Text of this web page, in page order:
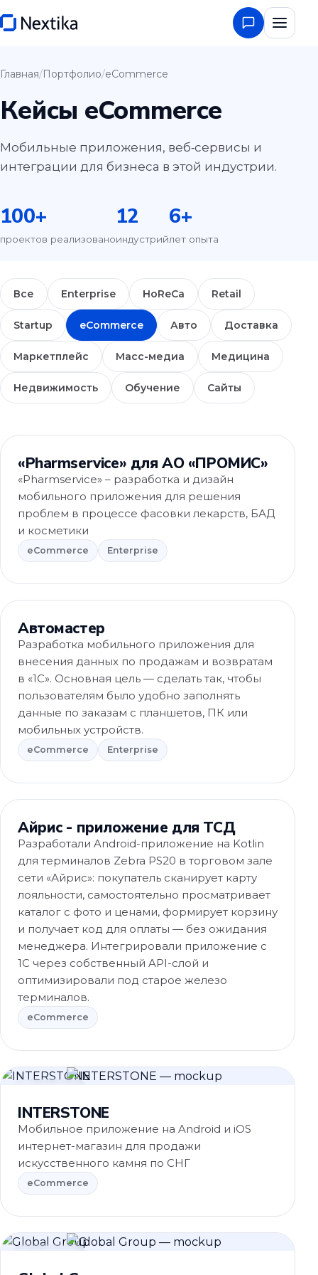
Главная/Портфолио/eCommerce
Кейсы eCommerce
Мобильные приложения, веб‑сервисы и
интеграции для бизнеса в этой индустрии.
100+
проектов реализовано
12
индустрий
6+
лет опыта
Все Enterprise HoReCa Retail
Startup eCommerce Авто Доставка
Маркетплейс Масс-медиа Медицина
Недвижимость Обучение Сайты
eCommerce
«Pharmservice» для АО «ПРОМИС»
«Pharmservice» – разработка и дизайн
мобильного приложения для решения
проблем в процессе фасовки лекарств, БАД
и косметики
eCommerce Enterprise
eCommerce
Автомастер
Разработка мобильного приложения для
внесения данных по продажам и возвратам
в «1С». Основная цель — сделать так, чтобы
пользователям было удобно заполнять
данные по заказам с планшетов, ПК или
мобильных устройств.
eCommerce Enterprise
eCommerce
Айрис - приложение для ТСД
Разработали Android-приложение на Kotlin
для терминалов Zebra PS20 в торговом зале
сети «Айрис»: покупатель сканирует карту
лояльности, самостоятельно просматривает
каталог с фото и ценами, формирует корзину
и получает код для оплаты — без ожидания
менеджера. Интегрировали приложение с
1С через собственный API-слой и
оптимизировали под старое железо
терминалов.
eCommerce
INTERSTONE
Мобильное приложение на Android и iOS
интернет-магазин для продажи
искусственного камня по СНГ
eCommerce